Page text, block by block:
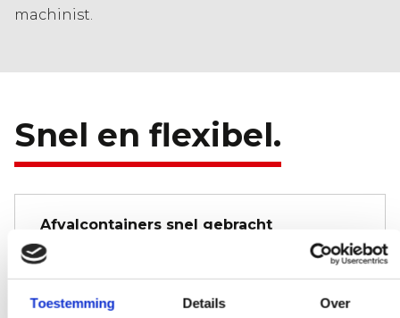
Toestemming Details Over
machinist.
Snel en flexibel.
Afvalcontainers snel gebracht
Bedenk je op 01:00 uur 's-nachts dat je
hebben, bestel 'm maar. Negen van de